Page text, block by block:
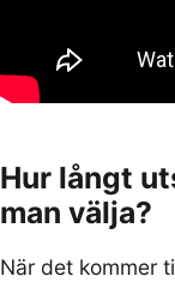
Hur långt
man välja?
När det kommer